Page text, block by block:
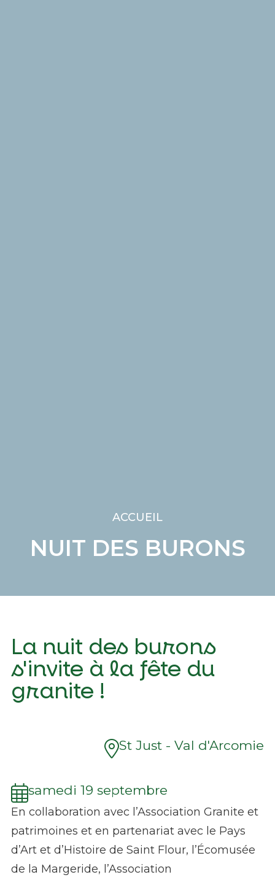
ACCUEIL
NUIT DES BURONS
La nuit des burons
s'invite à la fête du
granite !
St Just - Val d'Arcomie
samedi 19 septembre
En collaboration avec l’Association Granite et
patrimoines et en partenariat avec le Pays
d’Art et d’Histoire de Saint Flour, l’Écomusée
de la Margeride, l’Association